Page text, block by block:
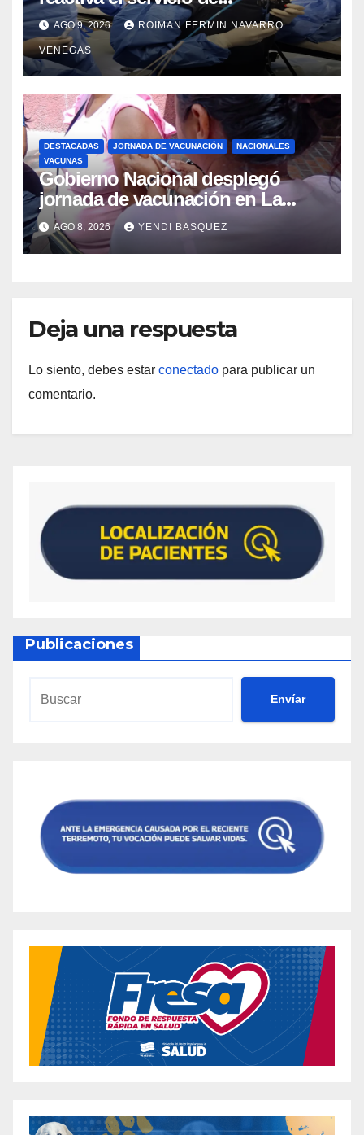
Colangiopancreatografía
Retrógrada Endoscópica para
beneficiar a cientos de pacientes
AGO 9, 2026 ROIMAN FERMIN NAVARRO
VENEGAS
DESTACADAS JORNADA DE VACUNACIÓN
NACIONALES
VACUNAS
Gobierno Nacional desplegó
jornada de vacunación en La
Guaira para garantizar protección
epidemiológica
AGO 8, 2026 YENDI BASQUEZ
Deja una respuesta
Lo siento, debes estar conectado para publicar un
comentario.
Publicaciones
Envíar